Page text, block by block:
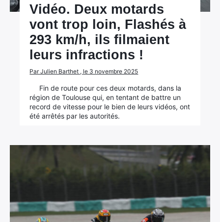
Vidéo. Deux motards
vont trop loin, Flashés à
293 km/h, ils filmaient
leurs infractions !
Par Julien Barthet , le 3 novembre 2025
Fin de route pour ces deux motards, dans la
région de Toulouse qui, en tentant de battre un
record de vitesse pour le bien de leurs vidéos, ont
été arrêtés par les autorités.